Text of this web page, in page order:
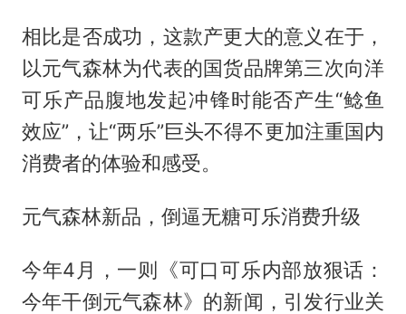
相比是否成功，这款产更大的意义在于，
以元气森林为代表的国货品牌第三次向洋
可乐产品腹地发起冲锋时能否产生“鲶鱼
效应”，让“两乐”巨头不得不更加注重国内
消费者的体验和感受。
元气森林新品，倒逼无糖可乐消费升级
今年4月，一则《可口可乐内部放狠话：
今年干倒元气森林》的新闻，引发行业关